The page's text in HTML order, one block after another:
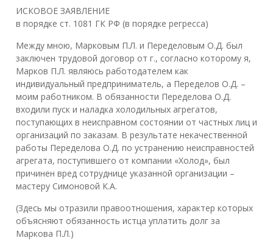
ИСКОВОЕ ЗАЯВЛЕНИЕ
в порядке ст. 1081 ГК РФ (в порядке регресса)
Между мною, Марковым П.Л. и Переделовым О.Д. был
заключен трудовой договор от г., согласно которому я,
Марков П.Л. являюсь работодателем как
индивидуальный предприниматель, а Переделов О.Д. –
моим работником. В обязанности Переделова О.Д.
входили пуск и наладка холодильных агрегатов,
поступающих в неисправном состоянии от частных лиц и
организаций по заказам. В результате некачественной
работы Переделова О.Д. по устранению неисправностей
агрегата, поступившего от компании «Холод», был
причинен вред сотруднице указанной организации –
мастеру Симоновой К.А.
(Здесь мы отразили правоотношения, характер которых
объясняют обязанность истца уплатить долг за
Маркова П.Л.)